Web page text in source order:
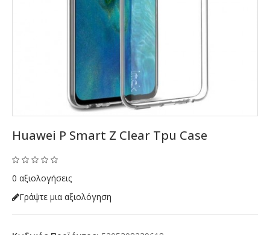
Huawei P Smart Z Clear Tpu Case
0 αξιολογήσεις
Γράψτε μια αξιολόγηση